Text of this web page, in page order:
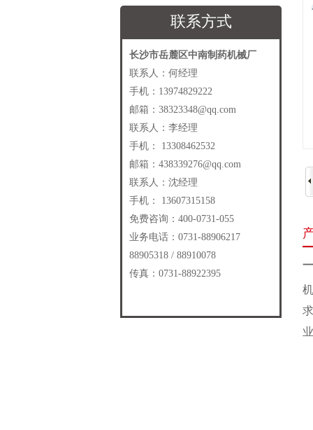
联系方式
长沙市岳麓区中南制药机械厂
联系人：何经理
手机：13974829222
邮箱：38323348@qq.com
联系人：李经理
手机： 13308462532
邮箱：438339276@qq.com
联系人：沈经理
手机： 13607315158
免费咨询：400-0731-055
业务电话：0731-88906217
88905318 / 88910078
传真：0731-88922395